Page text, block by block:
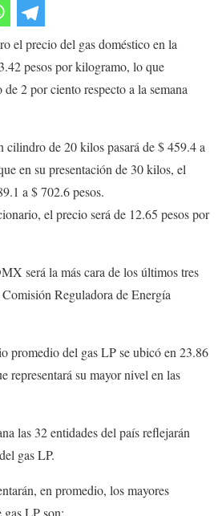
el precio del gas doméstico en la
pesos por kilogramo, lo que
2 por ciento respecto a la semana
cilindro de 20 kilos pasará de $ 459.4 a
en su presentación de 30 kilos, el
a $ 702.6 pesos.
el precio será de 12.65 pesos por
será la más cara de los últimos tres
Comisión Reguladora de Energía
promedio del gas LP se ubicó en 23.86
representará su mayor nivel en las
las 32 entidades del país reflejarán
gas LP.
en promedio, los mayores
gas LP son: